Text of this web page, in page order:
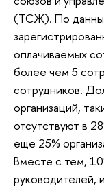
(ТСЖ). По
оплачиваемых
более чем 5
сотрудников.
организаций,
отсутствуют в
еще 25%
Вместе с тем,
руководителей,